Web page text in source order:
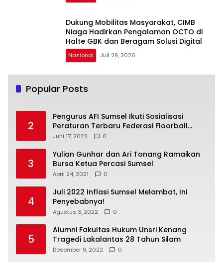
Dukung Mobilitas Masyarakat, CIMB
Niaga Hadirkan Pengalaman OCTO di
Halte GBK dan Beragam Solusi Digital
Nasional Juli 29, 2026
Popular Posts
2
Pengurus AFI Sumsel Ikuti Sosialisasi
Peraturan Terbaru Federasi Floorball
Internasional
Juni 17, 2022 0
3
Yulian Gunhar dan Ari Tonang Ramaikan
Bursa Ketua Percasi Sumsel
April 24, 2021 0
4
Juli 2022 Inflasi Sumsel Melambat, Ini
Penyebabnya!
Agustus 3, 2022 0
5
Alumni Fakultas Hukum Unsri Kenang
Tragedi Lakalantas 28 Tahun Silam
Desember 9, 2022 0